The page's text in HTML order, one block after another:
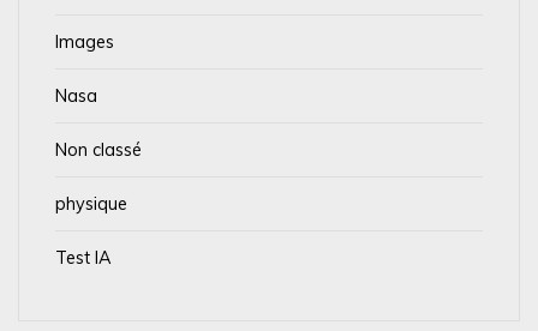
Images
Nasa
Non classé
physique
Test IA